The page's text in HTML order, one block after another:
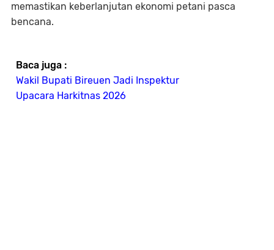
memastikan keberlanjutan ekonomi petani pasca
bencana.
Baca juga :
Wakil Bupati Bireuen Jadi Inspektur
Upacara Harkitnas 2026